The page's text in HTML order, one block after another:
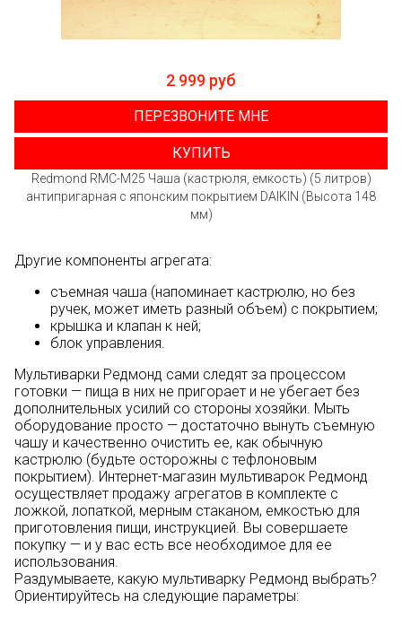
2 999 руб
ПЕРЕЗВОНИТЕ МНЕ
КУПИТЬ
Redmond RMC-M25 Чаша (кастрюля, емкость) (5 литров)
антипригарная с японским покрытием DAIKIN (Высота 148
мм)
Другие компоненты агрегата:
съемная чаша (напоминает кастрюлю, но без
ручек, может иметь разный объем) с покрытием;
крышка и клапан к ней;
блок управления.
Мультиварки Редмонд сами следят за процессом
готовки — пища в них не пригорает и не убегает без
дополнительных усилий со стороны хозяйки. Мыть
оборудование просто — достаточно вынуть съемную
чашу и качественно очистить ее, как обычную
кастрюлю (будьте осторожны с тефлоновым
покрытием). Интернет-магазин мультиварок Редмонд
осуществляет продажу агрегатов в комплекте с
ложкой, лопаткой, мерным стаканом, емкостью для
приготовления пищи, инструкцией. Вы совершаете
покупку — и у вас есть все необходимое для ее
использования.
Раздумываете, какую мультиварку Редмонд выбрать?
Ориентируйтесь на следующие параметры: